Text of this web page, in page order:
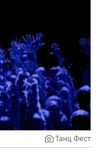
Танц Фест